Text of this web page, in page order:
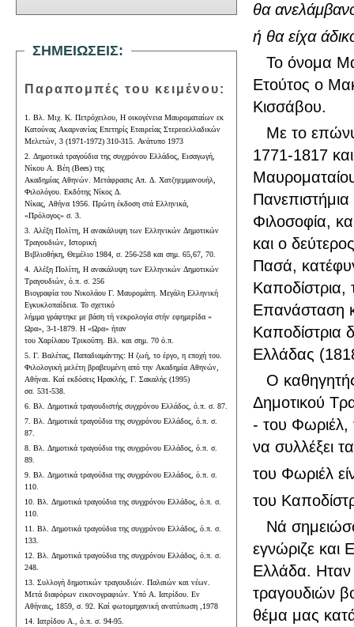
θα
ή θα είχα
Το όνομα
Ετούτος ο
Κισσάβου.
Με το
1771-1817
Φιλοσοφία,
και ο
Πασά,
Επανάσταση
Καποδίστρια
Ελλάδας
Ο
Δημοτικού
- του Φωριέλ,
να συλλέξει
του Φωριέλ
του
Νά
εγνώριζε και
Ελλάδα. Ηταν
τραγουδιών
θέμα μας
ΣΗΜΕΙΩΣΕΙΣ:
Παραπομπές του κειμένου:
1. Βλ. Μιχ. Κ. Πετρόχειλου, Η οικογένεια Μαυροματαίων εκ
Κατούνας Ακαρνανίας Επετηρίς Εταιρείας Στερεοελλαδικών
Μελετών, 3 (1971-1972) 310-315. Ανάτυπο 1973
2. Δημοτικά τραγούδια της συγχρόνου Ελλάδος, Εισαγωγή,
Νίκου Α. Βέη (Bees ) της
Ακαδημίας Αθηνών. Μετάφρασις Απ. Δ. Χατζηεμμανουήλ,
Φιλολόγου. Εκδότης Νίκος Δ.
Νίκας, Αθήνα 1956. Πρώτη έκδοση στά Ελληνικά,
«Πρόλογος» σ. 3.
3. Αλέξη Πολίτη, Η ανακάλυψη των Ελληνικών Δημοτικών
Τραγουδιών, Ιστορική
Βιβλιοθήκη, Θεμέλιο 1984, σ. 256-258 και σημ. 65,67, 70.
4. Αλέξη Πολίτη, Η ανακάλυψη των Ελληνικών Δημοτικών
Τραγουδιών, ό.π. σ. 256
Βιογραφία του Νικολάου Γ. Μαυρομάτη. Μεγάλη Ελληνική
Εγκυκλοπαίδεια. Το σχετικό
λήμμα γράφτηκε με βάση τή νεκρολογία στήν εφημερίδα «
Ωρα», 3-1-1879. Η «Ωρα» ήταν
του Χαρίλαου Τρικούπη. Βλ. και σημ. 70 ό.π.
5. Γ. Βαλέτας, Παπαδιαμάντης: Η ζωή, το έργο, η εποχή του.
Φιλολογική μελέτη βραβευμένη από την Ακαδημία Αθηνών,
Αθήναι. Καί εκδόσεις Ηρακλής, Γ. Σακαλής (1995)
σσ. 531-538.
6. Βλ. Δημοτικά τραγουδιστής συγχρόνου Ελλάδος, ό.π. σ. 87.
7. Βλ. Δημοτικά τραγούδια της συγχρόνου Ελλάδος, ό.π. σ.
87.
8. Βλ. Δημοτικά τραγούδια της συγχρόνου Ελλάδος, ό.π. σ.
89.
9. Βλ. Δημοτικά τραγούδια της συγχρόνου Ελλάδος, ό.π. σ.
110.
10. Βλ. Δημοτικά τραγούδια της συγχρόνου Ελλάδος, ό.π. σ.
110.
11. Βλ. Δημοτικά τραγούδια της συγχρόνου Ελλάδος, ό.π. σ.
133.
12. Βλ. Δημοτικά τραγούδια της συγχρόνου Ελλάδος, ό.π. σ.
248.
13. Συλλογή δημοτικών τραγουδιών. Παλαιών και νέων.
Μετά διαφόρων εικονογραφιών. Υπό Α. Ιατρίδου. Εν
Αθήναις, 1859, σ. 92. Καί φωτομηχανική ανατύπωση ,1978
14. Ιατρίδου Α., ό.π. σ. 94-95.